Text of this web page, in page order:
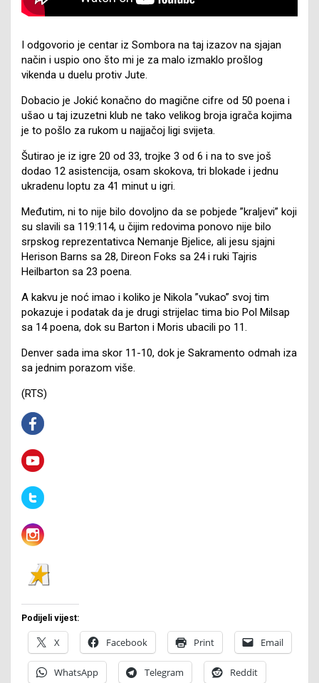
I odgovorio je centar iz Sombora na taj izazov na sjajan
način i uspio ono što mi je za malo izmaklo prošlog
vikenda u duelu protiv Jute.
Dobacio je Jokić konačno do magične cifre od 50 poena i
ušao u taj izuzetni klub ne tako velikog broja igrača kojima
je to pošlo za rukom u najjačoj ligi svijeta.
Šutirao je iz igre 20 od 33, trojke 3 od 6 i na to sve još
dodao 12 asistencija, osam skokova, tri blokade i jednu
ukradenu loptu za 41 minut u igri.
Međutim, ni to nije bilo dovoljno da se pobjede ”kraljevi” koji
su slavili sa 119:114, u čijim redovima ponovo nije bilo
srpskog reprezentativca Nemanje Bjelice, ali jesu sjajni
Herison Barns sa 28, Direon Foks sa 24 i ruki Tajris
Heilbarton sa 23 poena.
A kakvu je noć imao i koliko je Nikola ”vukao” svoj tim
pokazuje i podatak da je drugi strijelac tima bio Pol Milsap
sa 14 poena, dok su Barton i Moris ubacili po 11.
Denver sada ima skor 11-10, dok je Sakramento odmah iza
sa jednim porazom više.
(RTS)
Podijeli vijest:
X Facebook Print Email
WhatsApp Telegram Reddit